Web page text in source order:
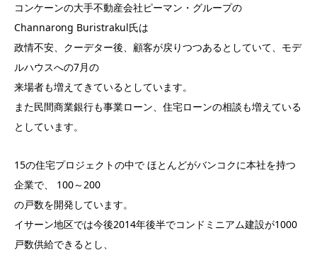
コンケーンの大手不動産会社ピーマン・グループの
Channarong Buristrakul氏は
政情不安、クーデター後、顧客が戻りつつあるとしていて、モデ
ルハウスへの7月の
来場者も増えてきているとしています。
また民間商業銀行も事業ローン、住宅ローンの相談も増えている
としています。
15の住宅プロジェクトの中で ほとんどがバンコクに本社を持つ
企業で、 100～200
の戸数を開発しています。
イサーン地区では今後2014年後半でコンドミニアム建設が1000
戸数供給できるとし、